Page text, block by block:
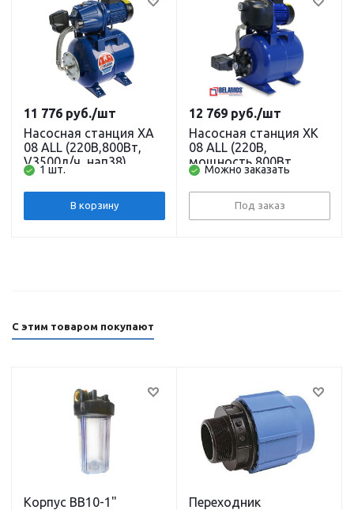
Насосная станция XA
08 ALL (220В,800Вт,
V3500л/ч, нап38)
кабель 1,5 м. BELAMOS
1 шт.
11 776 руб./шт
В корзину
Насосная станция XK
08 ALL (220В,
мощность 800Вт,
производительность
3500л/ч, напор 38 м,
глубина всасывания 8
м) кабель 1,5 м.
Можно заказать
12 769 руб./шт
Под заказ
С этим товаром покупают
Корпус BB10-1"
Переходник